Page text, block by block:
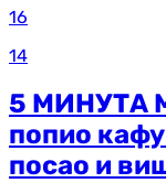
16
14
5 МИНУТА
попио
посао и